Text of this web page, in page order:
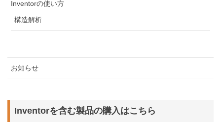
Inventorの使い方
構造解析
お知らせ
Inventorを含む製品の購入はこちら